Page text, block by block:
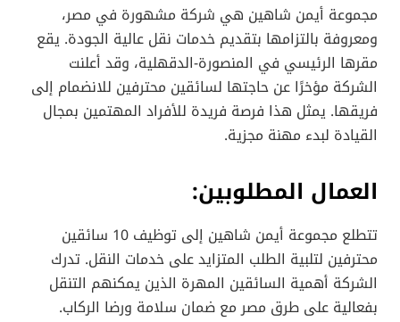
مجموعة أيمن شاهين هي شركة مشهورة في مصر،
ومعروفة بالتزامها بتقديم خدمات نقل عالية الجودة. يقع
مقرها الرئيسي في المنصورة-الدقهلية، وقد أعلنت
الشركة مؤخرًا عن حاجتها لسائقين محترفين للانضمام إلى
فريقها. يمثل هذا فرصة فريدة للأفراد المهتمين بمجال
القيادة لبدء مهنة مجزية.
العمال المطلوبين:
تتطلع مجموعة أيمن شاهين إلى توظيف 10 سائقين
محترفين لتلبية الطلب المتزايد على خدمات النقل. تدرك
الشركة أهمية السائقين المهرة الذين يمكنهم التنقل
بفعالية على طرق مصر مع ضمان سلامة ورضا الركاب.